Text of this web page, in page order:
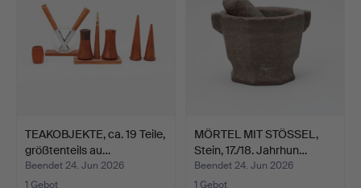
TEAKOBJEKTE, ca. 19 Teile,
größtenteils au…
Beendet 24. Jun 2026
1 Gebot
MÖRTEL MIT STÖSSEL,
Stein, 17./18. Jahrhun…
Beendet 24. Jun 2026
1 Gebot